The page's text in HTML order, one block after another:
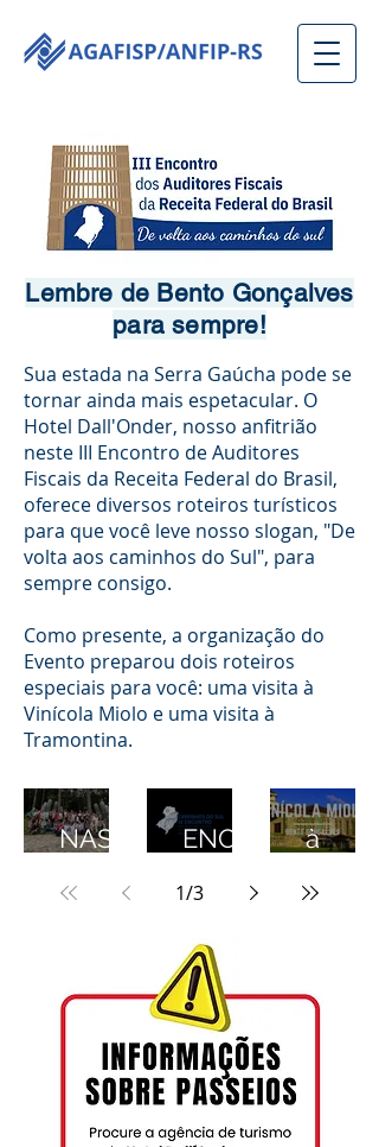
Lembre de Bento Gonçalves
para sempre!
Sua estada na Serra Gaúcha pode se
tornar ainda mais espetacular. O
Hotel Dall'Onder, nosso anfitrião
neste III Encontro de Auditores
Fiscais da Receita Federal do Brasil,
oferece diversos roteiros turísticos
para que você leve nosso slogan, "De
volta aos caminhos do Sul", para
sempre consigo.
Como presente, a organização do
Evento preparou dois roteiros
especiais para você: uma visita à
Vinícola Miolo e uma visita à
Tramontina.
DEZE
NAS
ASSO
VISITA
CRIST
PROTE
IV
ENCO
DOS
ORES
FISCAI
S DA
RFB
DA
REGIÃ
Visita
à
a
1/3